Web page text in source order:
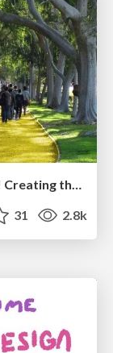
Templates, Plugins, & Blocks: Oh My! Creating the theme that thinks of everything
31 2.8k